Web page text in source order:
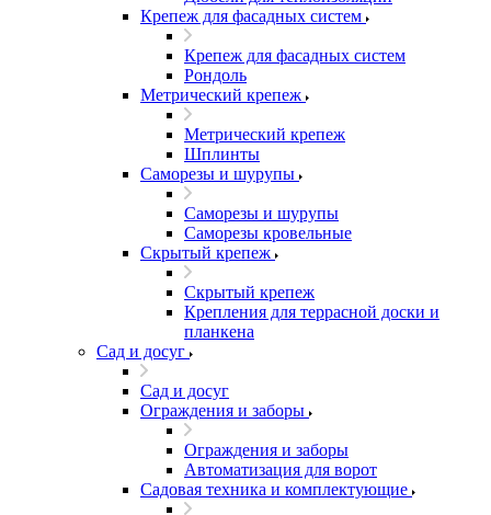
Крепеж для фасадных систем
Крепеж для фасадных систем
Рондоль
Метрический крепеж
Метрический крепеж
Шплинты
Саморезы и шурупы
Саморезы и шурупы
Саморезы кровельные
Скрытый крепеж
Скрытый крепеж
Крепления для террасной доски и
планкена
Сад и досуг
Сад и досуг
Ограждения и заборы
Ограждения и заборы
Автоматизация для ворот
Садовая техника и комплектующие